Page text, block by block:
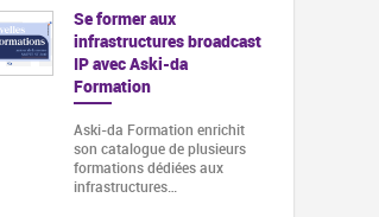
Se former aux
infrastructures broadcast
IP avec Aski-da
Formation
Aski-da Formation enrichit
son catalogue de plusieurs
formations dédiées aux
infrastructures…